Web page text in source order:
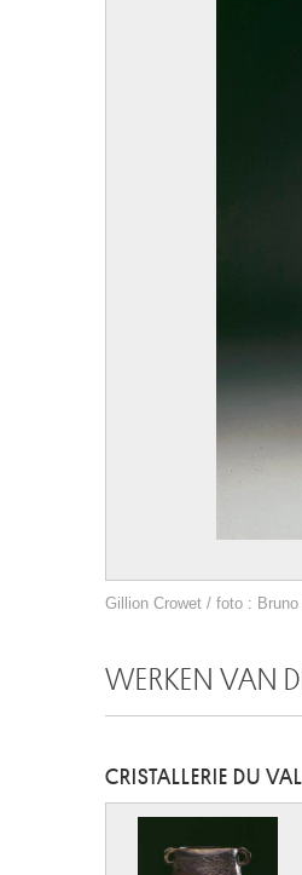
Gillion Crowet / foto :
WERKEN VAN
CRISTALLERIE DU